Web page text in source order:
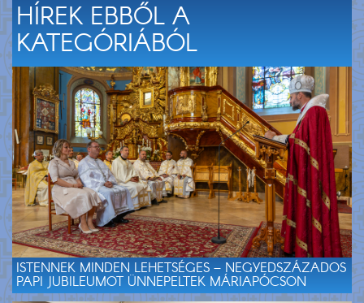
HÍREK EBBŐL A
KATEGÓRIÁBÓL
ISTENNEK MINDEN LEHETSÉGES – NEGYEDSZÁZADOS
PAPI JUBILEUMOT ÜNNEPELTEK MÁRIAPÓCSON